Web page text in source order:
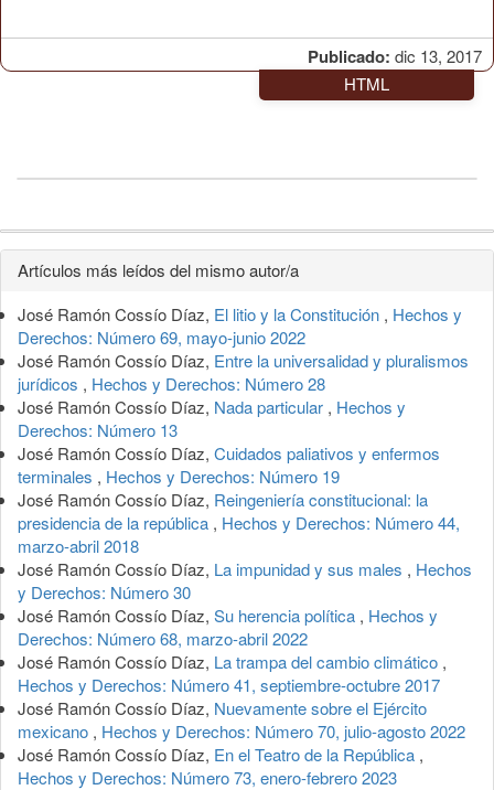
Publicado: dic 13, 2017
HTML
Detalles
del
artículo
Artículos más leídos del mismo autor/a
José Ramón Cossío Díaz, El litio y la Constitución , Hechos y
Derechos: Número 69, mayo-junio 2022
José Ramón Cossío Díaz, Entre la universalidad y pluralismos
jurídicos , Hechos y Derechos: Número 28
José Ramón Cossío Díaz, Nada particular , Hechos y
Derechos: Número 13
José Ramón Cossío Díaz, Cuidados paliativos y enfermos
terminales , Hechos y Derechos: Número 19
José Ramón Cossío Díaz, Reingeniería constitucional: la
presidencia de la república , Hechos y Derechos: Número 44,
marzo-abril 2018
José Ramón Cossío Díaz, La impunidad y sus males , Hechos
y Derechos: Número 30
José Ramón Cossío Díaz, Su herencia política , Hechos y
Derechos: Número 68, marzo-abril 2022
José Ramón Cossío Díaz, La trampa del cambio climático ,
Hechos y Derechos: Número 41, septiembre-octubre 2017
José Ramón Cossío Díaz, Nuevamente sobre el Ejército
mexicano , Hechos y Derechos: Número 70, julio-agosto 2022
José Ramón Cossío Díaz, En el Teatro de la República ,
Hechos y Derechos: Número 73, enero-febrero 2023